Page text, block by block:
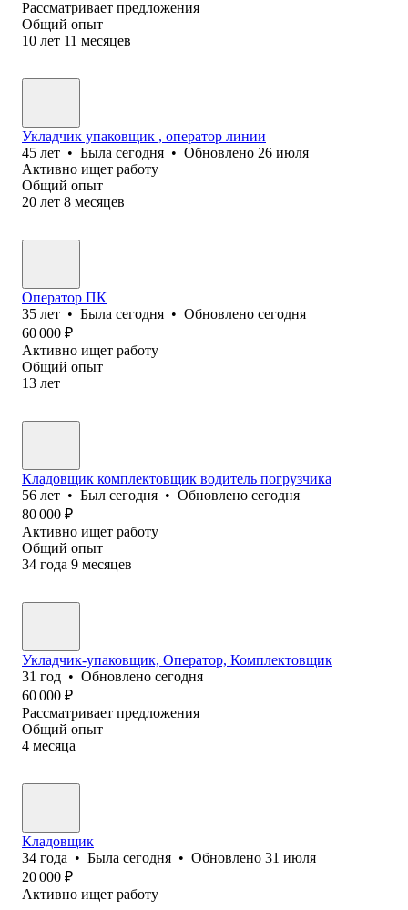
Рассматривает предложения
Общий опыт
10 лет 11 месяцев
Укладчик упаковщик , оператор линии
45 лет • Была сегодня • Обновлено 26 июля
Активно ищет работу
Общий опыт
20 лет 8 месяцев
Оператор ПК
35 лет • Была сегодня • Обновлено сегодня
60 000 ₽
Активно ищет работу
Общий опыт
13 лет
Кладовщик комплектовщик водитель погрузчика
56 лет • Был сегодня • Обновлено сегодня
80 000 ₽
Активно ищет работу
Общий опыт
34 года 9 месяцев
Укладчик-упаковщик, Оператор, Комплектовщик
31 год • Обновлено сегодня
60 000 ₽
Рассматривает предложения
Общий опыт
4 месяца
Кладовщик
34 года • Была сегодня • Обновлено 31 июля
20 000 ₽
Активно ищет работу